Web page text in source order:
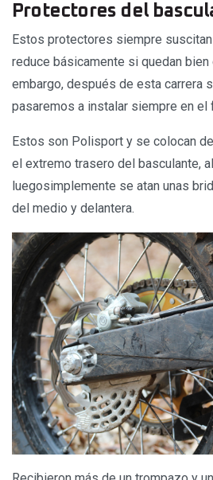
Protectores del
Estos protectores siempre
reduce básicamente si quedan bien
embargo, después de esta carrera
pasaremos a instalar siempre en el
Estos son Polisport y se colocan
el extremo trasero del basculante, al
luegosimplemente se atan unas
del medio y delantera.